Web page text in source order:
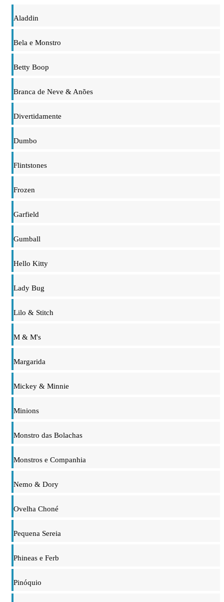
Aladdin
Bela e Monstro
Betty Boop
Branca de Neve & Anões
Divertidamente
Dumbo
Flintstones
Frozen
Garfield
Gumball
Hello Kitty
Lady Bug
Lilo & Stitch
M & M's
Margarida
Mickey & Minnie
Minions
Monstro das Bolachas
Monstros e Companhia
Nemo & Dory
Ovelha Choné
Pequena Sereia
Phineas e Ferb
Pinóquio